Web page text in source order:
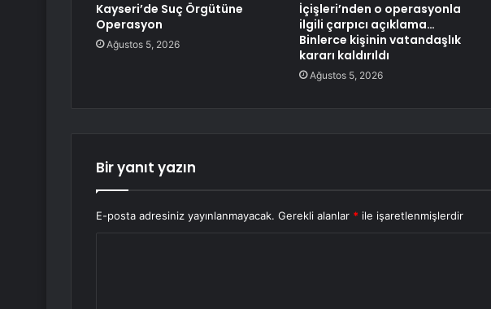
Kayseri’de Suç Örgütüne
Operasyon
Ağustos 5, 2026
İçişleri’nden o operasyonla
ilgili çarpıcı açıklama…
Binlerce kişinin vatandaşlık
kararı kaldırıldı
Ağustos 5, 2026
Bir yanıt yazın
E-posta adresiniz yayınlanmayacak. Gerekli alanlar * ile işaretlenmişlerdir